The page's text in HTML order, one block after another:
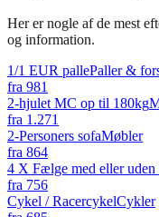
Her er nogle af de mest
og information.
1/1 EUR pallePaller &
fra 981
2-hjulet MC op til 180kg
fra 1.271
2-Personers sofaMøbler
fra 864
4 X Fælge med eller
fra 756
Cykel / RacercykelCykler